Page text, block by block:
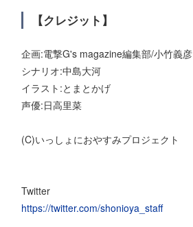
【クレジット】
企画:電撃G's magazine編集部/小竹義彦
シナリオ:中島大河
イラスト:とまとかげ
声優:日高里菜
(C)いっしょにおやすみプロジェクト
Twitter
https://twitter.com/shonioya_staff